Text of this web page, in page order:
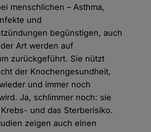
menschlichen – Asthma,
und
begünstigen, auch
Art werden auf
zurückgeführt. Sie nützt
der Knochengesundheit,
und immer noch
Ja, schlimmer noch: sie
und das Sterberisiko.
zeigen auch einen